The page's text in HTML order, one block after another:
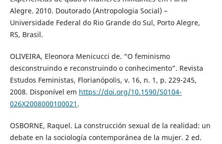
Alegre. 2010. Doutorado (Antropologia Social) –
Universidade Federal do Rio Grande do Sul, Porto Alegre,
RS, Brasil.
OLIVEIRA, Eleonora Menicucci de. “O feminismo
desconstruindo e reconstruindo o conhecimento”. Revista
Estudos Feministas, Florianópolis, v. 16, n. 1, p. 229-245,
2008. Disponível em https://doi.org/10.1590/S0104-
026X2008000100021 .
OSBORNE, Raquel. La construcción sexual de la realidad: un
debate en la sociología contemporánea de la mujer. 2 ed.